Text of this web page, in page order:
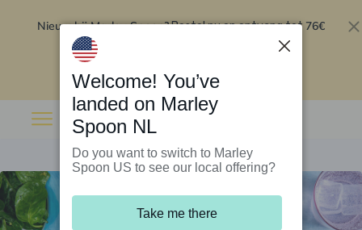
Nieuw bij Marley Spoon?Bestel nu en ontvang tot 76€
Welcome! You’ve
landed on Marley
Spoon NL
Do you want to switch to Marley
Spoon US to see our local offering?
Take me there